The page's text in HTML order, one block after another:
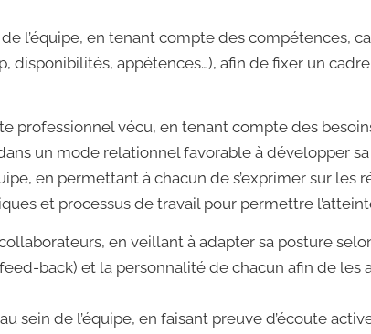
l’équipe, en tenant compte des compétences,
disponibilités, appétences…), afin de fixer un
professionnel vécu, en tenant compte des
un mode relationnel favorable à développer
en permettant à chacun de s’exprimer sur les
et processus de travail pour permettre
en veillant à adapter sa posture
back) et la personnalité de chacun afin de les
sein de l’équipe, en faisant preuve d’écoute